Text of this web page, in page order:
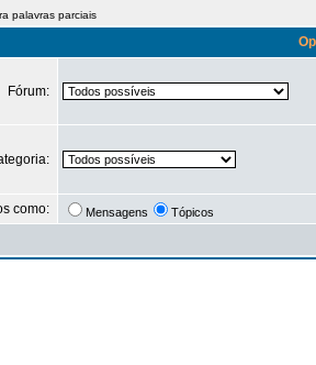
palavras parciais
Fórum:
como: Mensagens Tópicos